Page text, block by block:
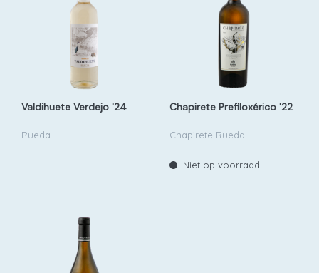
Valdihuete Verdejo '24
Rueda
Chapirete Prefiloxérico '22
Chapirete Rueda
Niet op voorraad